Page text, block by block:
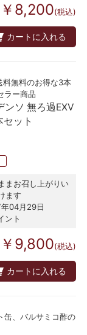
￥8,200(税込)
カートに入れる
料無料のお得な3本
ラー商品
ンソ 無ろ過EXV
ット
まお召し上がりい
ます
04月29日
ント
￥9,800(税込)
カートに入れる
缶、バルサミコ酢の